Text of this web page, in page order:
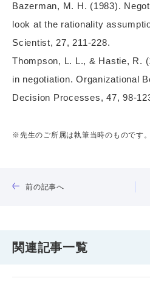
Bazerman, M. H. (1983).
look at the rationality
Scientist, 27, 211-228.
Thompson, L. L., & Hastie, R.
in negotiation. Organizational
Decision Processes, 47, 98-
※先生のご所属は執筆当時のものです。
前の記事へ
関連記事一覧